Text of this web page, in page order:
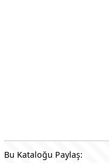
Bu Kataloğu Paylaş: